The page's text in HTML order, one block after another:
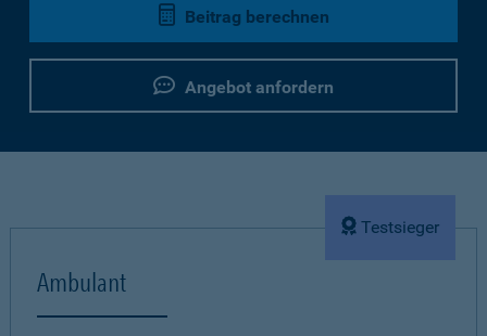
Beitrag berechnen
Angebot anfordern
Testsieger
Ambulant